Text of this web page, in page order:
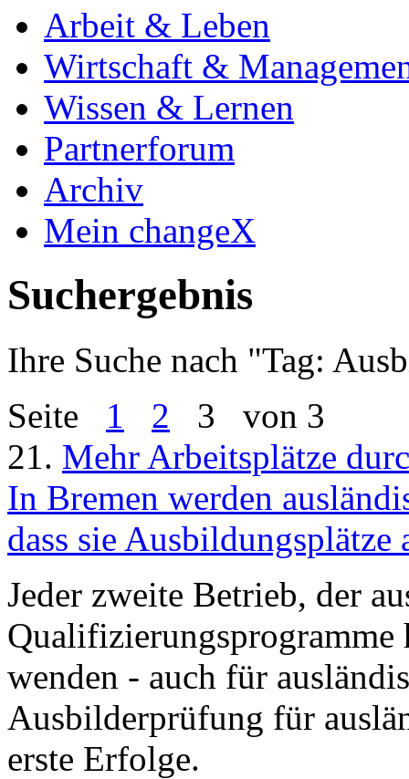
Arbeit & Leben
Wirtschaft &
Wissen & Lernen
Partnerforum
Archiv
Mein changeX
Suchergebnis
Ihre Suche nach "Tag:
Seite 1 2 3 von 3
21. Mehr Arbeitsplätze
In Bremen werden
dass sie
Jeder zweite Betrieb, der
Qualifizierungsprogramme
wenden - auch für
Ausbilderprüfung für
erste Erfolge.